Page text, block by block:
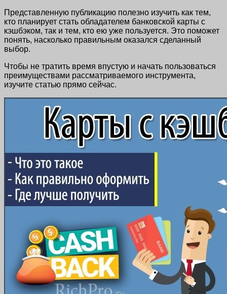
Представленную публикацию полезно изучить как тем,
кто планирует стать обладателем банковской карты с
кэшбэком, так и тем, кто ею уже пользуется. Это поможет
понять, насколько правильным оказался сделанный
выбор.
Чтобы не тратить время впустую и начать пользоваться
преимуществами рассматриваемого инструмента,
изучите статью прямо сейчас.